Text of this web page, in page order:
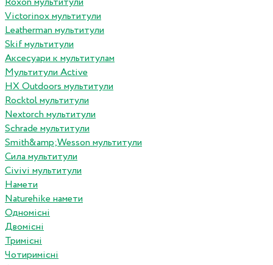
Victorinox мультитули
Leatherman мультитули
Skif мультитули
Аксесуари к мультитулам
Мультитули Active
HX Outdoors мультитули
Rocktol мультитули
Nextorch мультитули
Schrade мультитули
Smith&amp;Wesson мультитули
Сила мультитули
Civivi мультитули
Намети
Naturehike намети
Одномісні
Двомісні
Тримісні
Чотиримісні